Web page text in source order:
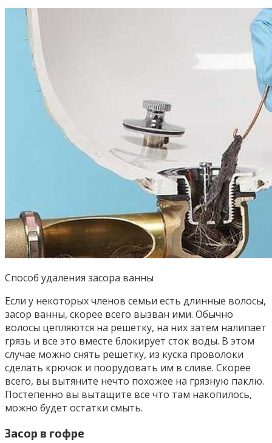
Способ удаления засора ванны
Если у некоторых членов семьи есть длинные волосы,
засор ванны, скорее всего вызван ими. Обычно
волосы цепляются на решетку, на них затем налипает
грязь и все это вместе блокирует сток воды. В этом
случае можно снять решетку, из куска проволоки
сделать крючок и поорудовать им в сливе. Скорее
всего, вы вытяните нечто похожее на грязную паклю.
Постепенно вы вытащите все что там накопилось,
можно будет остатки смыть.
Засор в гофре